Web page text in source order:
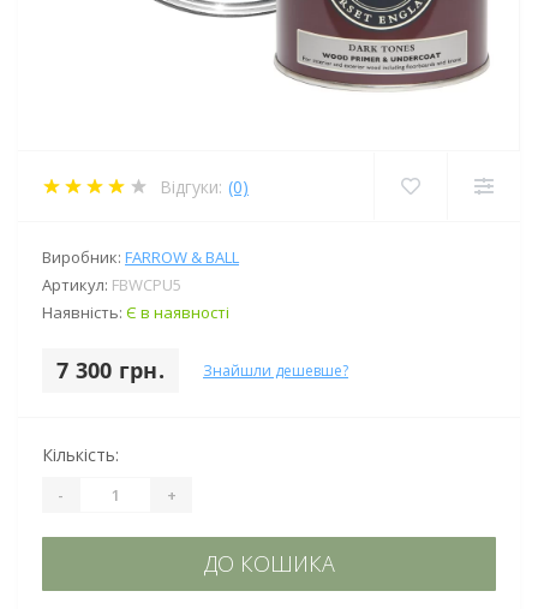
Відгуки: (0)
Виробник: FARROW & BALL
Артикул: FBWCPU5
Наявність: Є в наявності
7 300 грн. Знайшли дешевше?
Кількість:
- +
ДО КОШИКА